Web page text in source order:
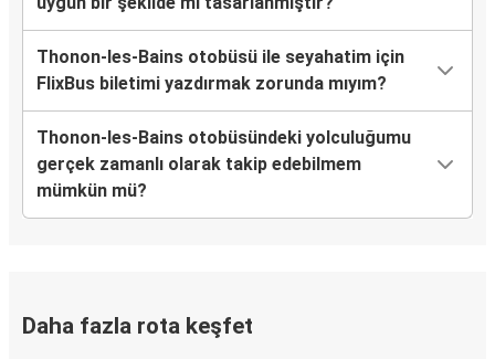
Thonon-les-Bains otobüsü ile seyahatim için
FlixBus biletimi yazdırmak zorunda mıyım?
Thonon-les-Bains otobüsündeki yolculuğumu
gerçek zamanlı olarak takip edebilmem
mümkün mü?
Daha fazla rota keşfet